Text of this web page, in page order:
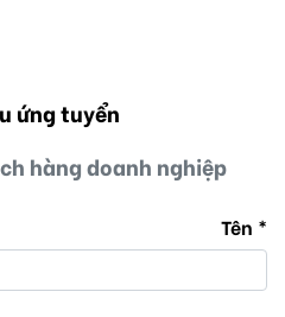
ứng tuyển
hàng doanh nghiệp
Tên